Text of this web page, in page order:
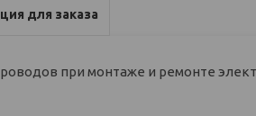
для заказа
при монтаже и ремонте